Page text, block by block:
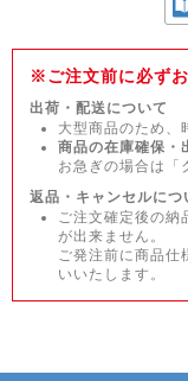
※ご注文前に必ず
出荷・配送について
大型商品のため、
商品の在庫確保・
お急ぎの場合は「
返品・キャンセルにつ
ご注文確定後の納
が出来ません。
ご発注前に商品仕
いいたします。